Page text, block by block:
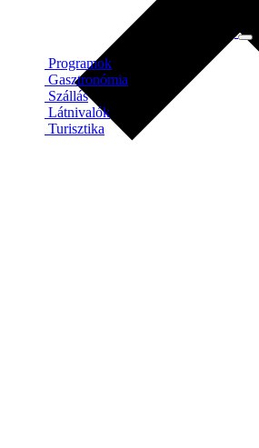
Programok
Gasztronómia
Szállás
Látnivalók
Turisztika